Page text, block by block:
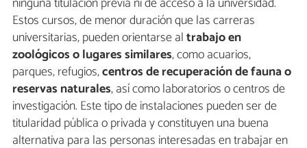
Estos cursos, de menor duración que las carreras
universitarias, pueden orientarse altrabajo en
zoológicos o lugares similares, como acuarios,
parques, refugios,centros de recuperación de fauna o
reservas naturales, así como laboratorios o centros de
investigación. Este tipo de instalaciones pueden ser de
titularidad pública o privada y constituyen una buena
alternativa para las personas interesadas en trabajar en